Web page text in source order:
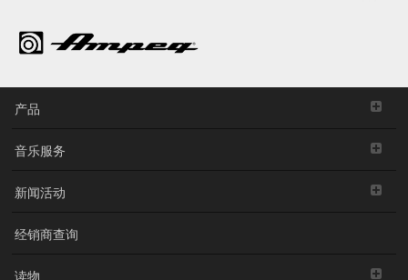
产品
音乐服务
新闻活动
经销商查询
读物